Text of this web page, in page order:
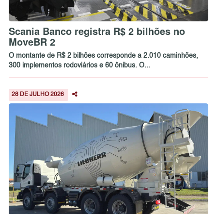
Scania Banco registra R$ 2 bilhões no
MoveBR 2
O montante de R$ 2 bilhões corresponde a 2.010 caminhões,
300 implementos rodoviários e 60 ônibus. O...
28 DE JULHO 2026